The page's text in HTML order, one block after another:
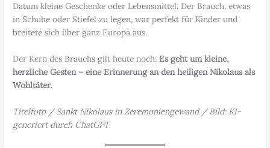
Datum kleine Geschenke oder Lebensmittel. Der Brauch, etwas
in Schuhe oder Stiefel zu legen, war perfekt für Kinder und
breitete sich über ganz Europa aus.
Der Kern des Brauchs gilt heute noch:Es geht um kleine,
herzliche Gesten – eine Erinnerung an den heiligen Nikolaus als
Wohltäter.
Titelfoto / Sankt Nikolaus in Zeremoniengewand / Bild: KI-
generiert durch ChatGPT